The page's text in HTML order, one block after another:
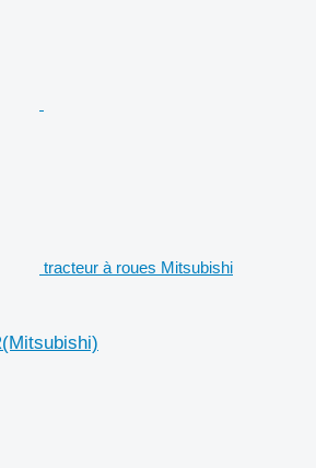
tracteur à roues Mitsubishi